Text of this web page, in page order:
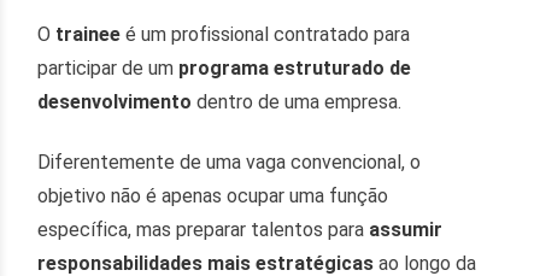
O traineeé um profissional contratado para
participar de um programa estruturado de
desenvolvimentodentro de uma empresa.
Diferentemente de uma vaga convencional, o
objetivo não é apenas ocupar uma função
específica, mas preparar talentos para assumir
responsabilidades mais estratégicas ao longo da